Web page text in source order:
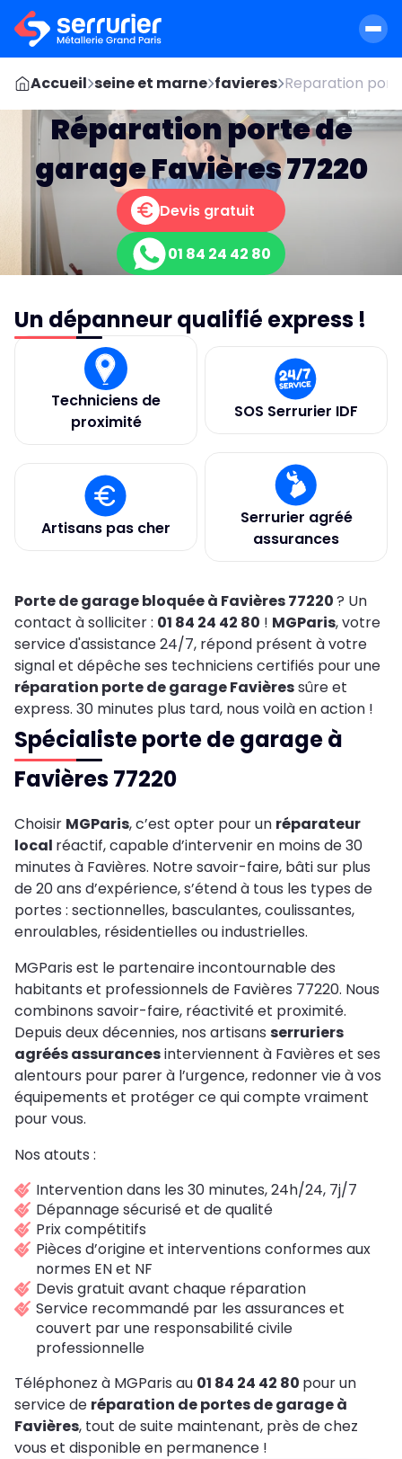
Accueil seine et marne favieres Reparation
Réparation porte de
garage Favières 77220
Devis gratuit
01 84 24 42 80
Un dépanneur qualifié express !
Techniciens de
proximité
SOS Serrurier IDF
Artisans pas cher
Serrurier agréé
assurances
Porte de garage bloquée à Favières 77220? Un
contact à solliciter : 01 84 24 42 80 ! MGParis, votre
service d'assistance 24/7, répond présent à votre
signal et dépêche ses techniciens certifiés pour une
réparation porte de garage Favièressûre et
express. 30 minutes plus tard, nous voilà en action !
Spécialiste porte de garage à
Favières 77220
Choisir MGParis, c’est opter pour un réparateur
local réactif, capable d’intervenir en moins de 30
minutes à Favières. Notre savoir-faire, bâti sur plus
de 20 ans d’expérience, s’étend à tous les types de
portes : sectionnelles, basculantes, coulissantes,
enroulables, résidentielles ou industrielles.
MGParis est le partenaire incontournable des
habitants et professionnels de Favières 77220. Nous
combinons savoir-faire, réactivité et proximité.
Depuis deux décennies, nos artisans serruriers
agréés assurancesinterviennent à Favières et ses
alentours pour parer à l’urgence, redonner vie à vos
équipements et protéger ce qui compte vraiment
pour vous.
Nos atouts :
Intervention dans les 30 minutes, 24h/24, 7j/7
Dépannage sécurisé et de qualité
Prix compétitifs
Pièces d’origine et interventions conformes aux
normes EN et NF
Devis gratuit avant chaque réparation
Service recommandé par les assurances et
couvert par une responsabilité civile
professionnelle
Téléphonez à MGParis au 01 84 24 42 80 pour un
service de réparation de portes de garage à
Favières, tout de suite maintenant, près de chez
vous et disponible en permanence !